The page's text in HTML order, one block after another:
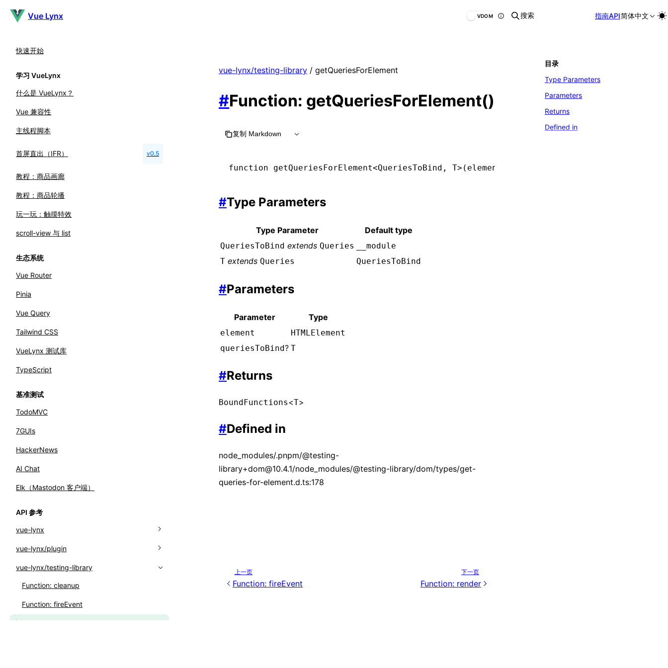
Vue Lynx VDOM 搜索 指南API简体中文
快速开始
学习 VueLynx
什么是 VueLynx？
Vue 兼容性
主线程脚本
首屏直出（IFR） v0.5
教程：商品画廊
教程：商品轮播
玩一玩：触摸特效
scroll-view 与 list
生态系统
Vue Router
Pinia
Vue Query
Tailwind CSS
VueLynx 测试库
TypeScript
基准测试
TodoMVC
7GUIs
HackerNews
AI Chat
Elk（Mastodon 客户端）
API 参考
vue-lynx
Class: MainThreadRef
Function: createApp
Function: nextTick
Function: runOnBackground
Function: runOnMainThread
vue-lynx/plugin
Function: pluginVueLynx
Interface: PluginVueLynxOptions
vue-lynx/testing-library
Function: cleanup
Function: fireEvent
Function: getQueriesForElement
vue-lynx/testing-library / getQueriesForElement
#Function: getQueriesForElement()
复制 Markdown
function getQueriesForElement<QueriesToBind , T>(element
#Type Parameters
Type Parameter Default type
QueriesToBind extends Queries
__module
T extends Queries QueriesToBind
#Parameters
Parameter Type
element
HTMLElement
queriesToBind? T
#Returns
BoundFunctions<T>
#Defined in
node_modules/.pnpm/@testing-
library+dom@10.4.1/node_modules/@testing-library/dom/types/get-
queries-for-element.d.ts:178
上一页
Function: fireEvent
下一页
Function: render
目录
Type Parameters
Parameters
Returns
Defined in